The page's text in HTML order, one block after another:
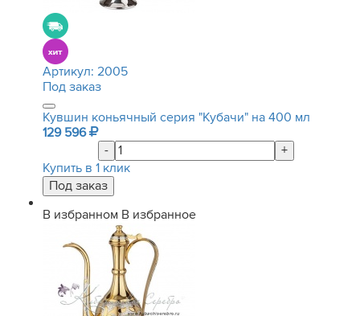
Артикул: 2005
Под заказ
Кувшин коньячный серия "Кубачи" на 400 мл
129 596
-
+
Купить в 1 клик
В избранном В избранное